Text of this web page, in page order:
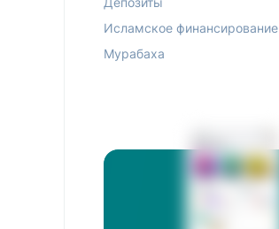
Исламское финансирование
Мурабаха